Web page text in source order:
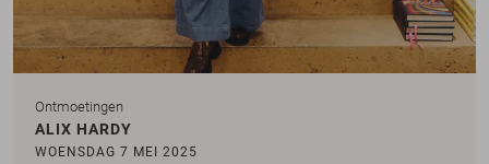
Ontmoetingen
ALIX HARDY
WOENSDAG 7 MEI 2025